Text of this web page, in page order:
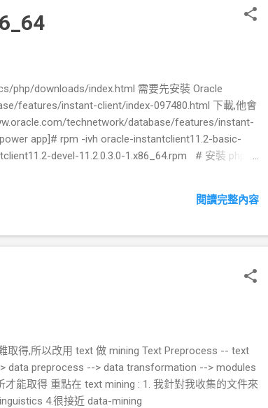
php/downloads/index.html 需要先安裝 Oracle
features/instant-client/index-097480.html 下載,他會
technetwork/database/features/instant-
app]# rpm -ivh oracle-instantclient11.2-basic-
devel-11.2.0.3.0-1.x86_64.rpm # 安裝 php-
has updated its protocols, use "pecl channel-update
閱讀完整內容
取得,所以改用 text 做 mining Text Preprocess -- text
data preprocess --> data transformation --> modules
能取得 重點在 text mining : 1. 我針對我收集的文件來
4.很接近 data-mining